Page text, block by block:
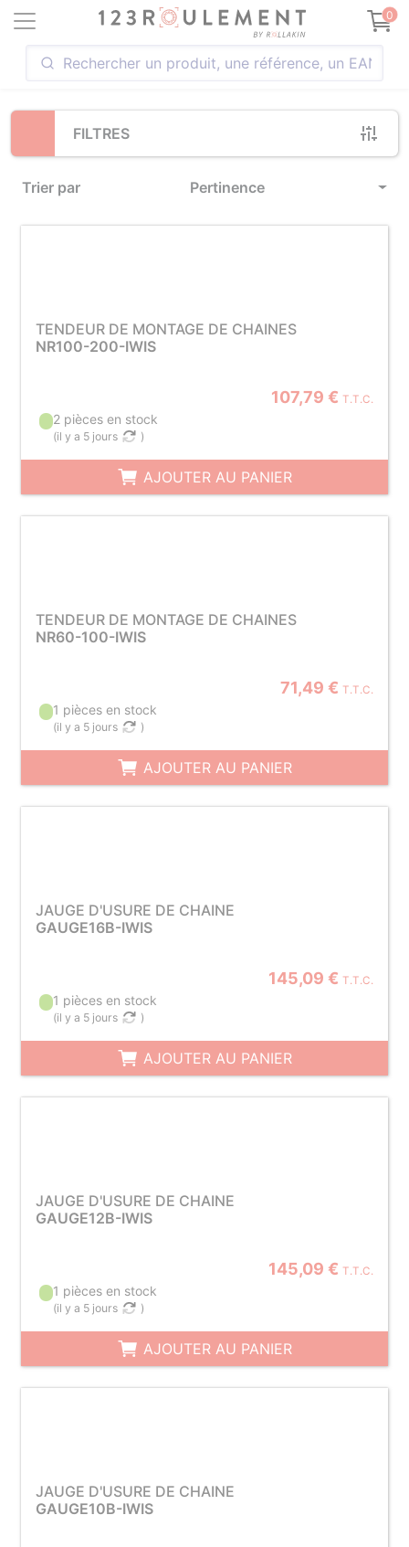
0
FILTRES
Trier par Pertinence
Loading...
TENDEUR DE MONTAGE DE CHAINES
NR100-200-IWIS
107,79 € T.T.C.
2 pièces en stock
(il y a 5 jours )
AJOUTER AU PANIER
TENDEUR DE MONTAGE DE CHAINES
NR60-100-IWIS
71,49 € T.T.C.
1 pièces en stock
(il y a 5 jours )
AJOUTER AU PANIER
JAUGE D'USURE DE CHAINE
GAUGE16B-IWIS
145,09 € T.T.C.
1 pièces en stock
(il y a 5 jours )
AJOUTER AU PANIER
JAUGE D'USURE DE CHAINE
GAUGE12B-IWIS
145,09 € T.T.C.
1 pièces en stock
(il y a 5 jours )
AJOUTER AU PANIER
JAUGE D'USURE DE CHAINE
GAUGE10B-IWIS